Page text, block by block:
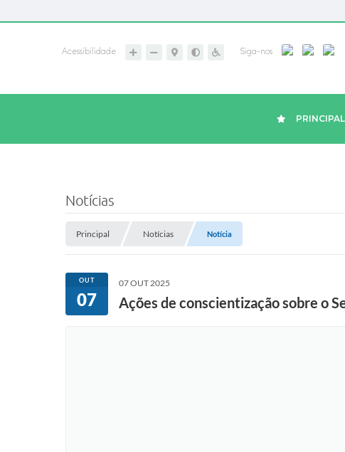
Acessibilidade Siga-nos
PRINCIPAL
Notícias
Principal Notícias Notícia
OUT
07
07 OUT 2025
Ações de conscientização sobre o